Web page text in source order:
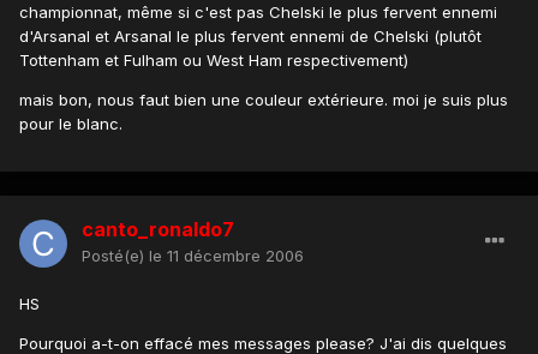
championnat, même si c'est pas Chelski le plus fervent ennemi
d'Arsanal et Arsanal le plus fervent ennemi de Chelski (plutôt
Tottenham et Fulham ou West Ham respectivement)
mais bon, nous faut bien une couleur extérieure. moi je suis plus
pour le blanc.
canto_ronaldo7
Posté(e) le 11 décembre 2006
HS
Pourquoi a-t-on effacé mes messages please? J'ai dis quelques